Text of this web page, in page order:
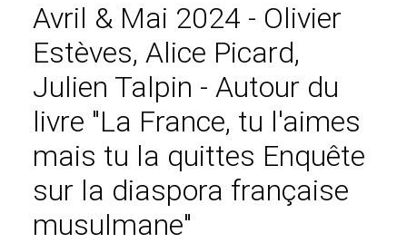
Avril & Mai 2024 - Olivier
Estèves, Alice Picard,
Julien Talpin - Autour du
livre "La France, tu l'aimes
mais tu la quittes Enquête
sur la diaspora française
musulmane"